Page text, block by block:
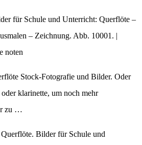
für Schule und Unterricht: Querflöte –
– Zeichnung. Abb. 10001. |
noten
Stock-Fotografie und Bilder. Oder
klarinette, um noch mehr
zu …
Bilder für Schule und